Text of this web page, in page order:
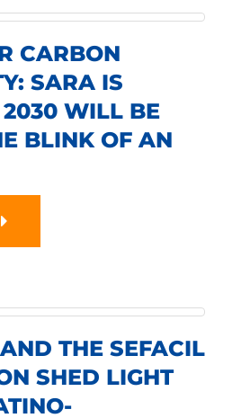
CARBON
SARA IS
2030 WILL BE
BLINK OF AN
THE SEFACIL
SHED LIGHT